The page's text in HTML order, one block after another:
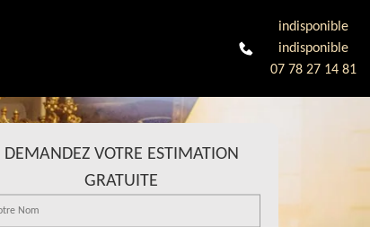
indisponible
indisponible
07 78 27 14 81
DEMANDEZ VOTRE ESTIMATION
GRATUITE